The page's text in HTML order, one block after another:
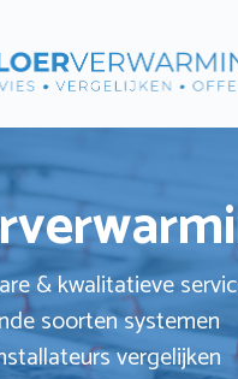
& kwalitatieve
soorten systemen
vergelijken